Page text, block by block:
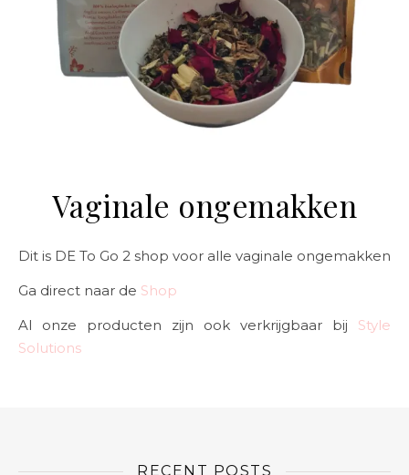
Vaginale ongemakken
Dit is DE To Go 2 shop voor alle vaginale ongemakken
Ga direct naar de Shop
Al onze producten zijn ook verkrijgbaar bij Style
Solutions
RECENT POSTS